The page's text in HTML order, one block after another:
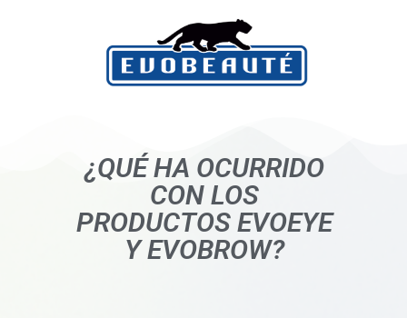
¿QUÉ HA OCURRIDO
CON LOS
PRODUCTOS EVOEYE
Y EVOBROW?